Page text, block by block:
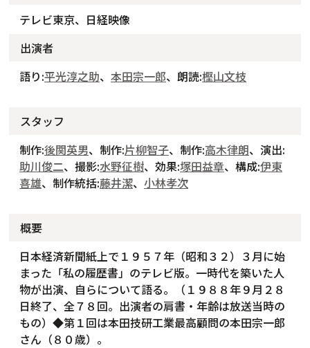
テレビ東京、日経映像
出演者
語り:平光淳之助、 本田宗一郎、朗読:樫山文枝
スタッフ
制作:後関英男、制作:片柳智子、制作:高木律朗、演出:
助川俊二、撮影:水野征樹、効果:塚田益章、構成:伊東
喜雄、制作統括:藤井潔、 小林孝次
概要
日本経済新聞紙上で１９５７年（昭和３２）３月に始
まった「私の履歴書」のテレビ版。一時代を築いた人
物が出演、自らについて語る。（１９８８年９月２８
日終了、全７８回。出演者の肩書・年齢は放送当時の
もの）◆第１回は本田技研工業最高顧問の本田宗一郎
さん（８０歳）。